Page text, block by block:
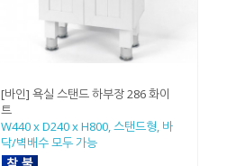
[바인] 욕실 스탠드 하부장 286 화이
트
W440 x D240 x H800, 스탠드형, 바
닥/벽배수 모두 가능